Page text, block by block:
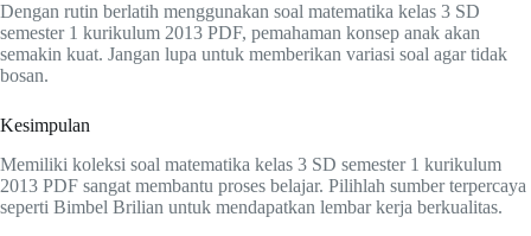
Dengan rutin berlatih menggunakan soal matematika kelas 3 SD
semester 1 kurikulum 2013 PDF, pemahaman konsep anak akan
semakin kuat. Jangan lupa untuk memberikan variasi soal agar tidak
bosan.
Kesimpulan
Memiliki koleksi soal matematika kelas 3 SD semester 1 kurikulum
2013 PDF sangat membantu proses belajar. Pilihlah sumber terpercaya
seperti Bimbel Brilian untuk mendapatkan lembar kerja berkualitas.